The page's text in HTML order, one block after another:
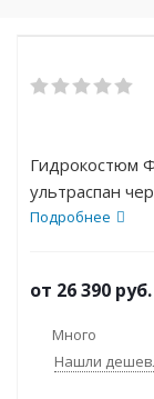
Гидрокостюм
ультраспан
Подробнее
от 26 390 руб.
Много
Нашли